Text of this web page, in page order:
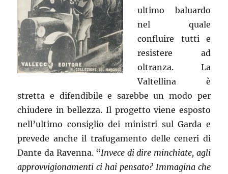
ultimo baluardo
nel quale
confluire tutti e
resistere ad
oltranza. La
Valtellina è
stretta e difendibile e sarebbe un modo per
chiudere in bellezza. Il progetto viene esposto
nell’ultimo consiglio dei ministri sul Garda e
prevede anche il trafugamento delle ceneri di
Dante da Ravenna. “Invece di dire minchiate, agli
approvvigionamenti ci hai pensato? Immagina che